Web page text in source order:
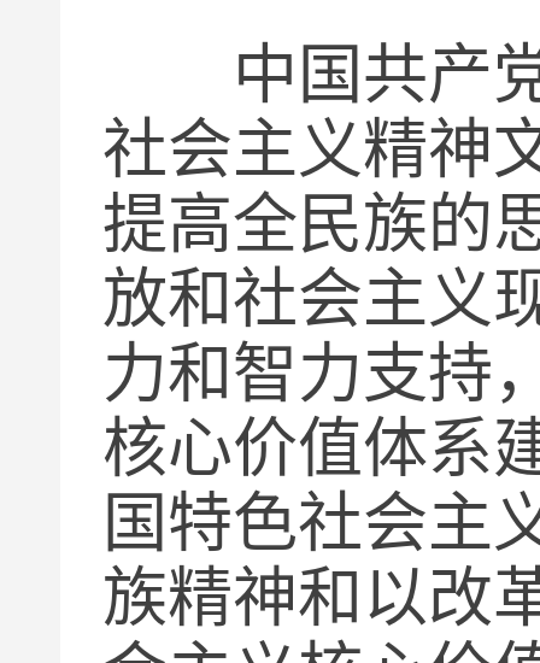
中国共产党
社会主义精神
提高全民族的
放和社会主义
力和智力支持
核心价值体系
国特色社会主
族精神和以改